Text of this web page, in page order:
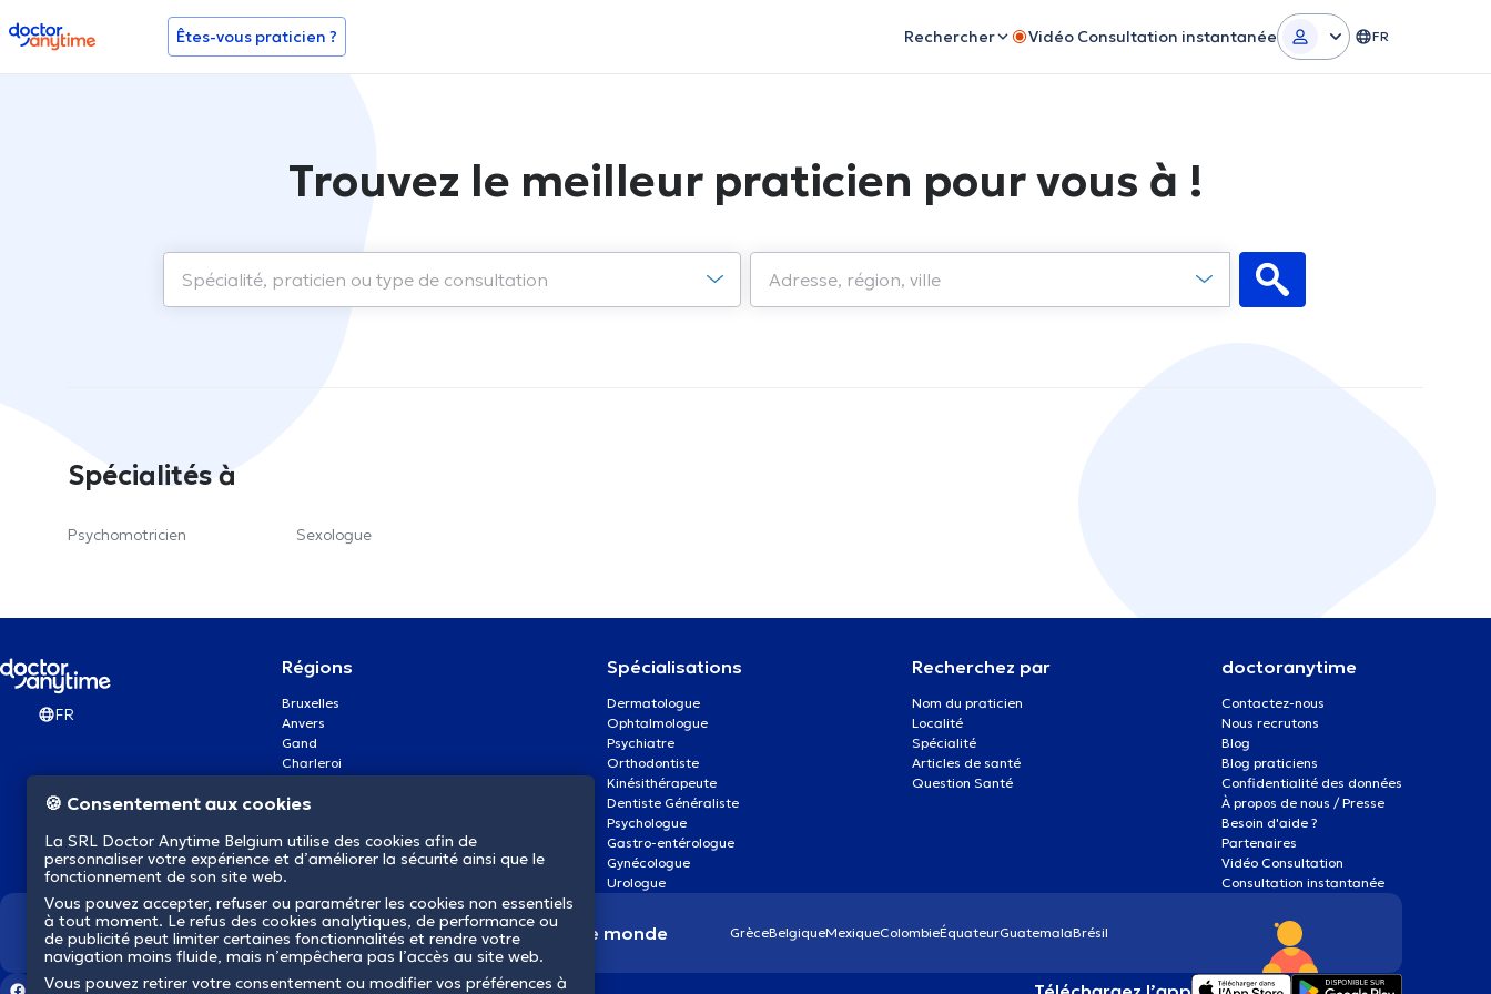
doctoranytime Êtes-vous praticien ? Rechercher Vidéo Consultation instantanée FR
Trouvez le meilleur praticien pour vous à !
Spécialités à
Psychomotricien Sexologue
FR
Régions
Bruxelles
Anvers
Gand
Charleroi
Bruges
Louvain
Mons
Aalst Flandre-Orientale
Spécialisations
Dermatologue
Ophtalmologue
Psychiatre
Orthodontiste
Kinésithérapeute
Dentiste Généraliste
Psychologue
Gastro-entérologue
Gynécologue
Urologue
Recherchez par
Nom du praticien
Localité
Spécialité
Articles de santé
Question Santé
doctoranytime
Contactez-nous
Nous recrutons
Blog
Blog praticiens
Confidentialité des données
À propos de nous / Presse
Besoin d'aide ?
Partenaires
Vidéo Consultation
Consultation instantanée
Nous révolutionnons la santé dans le monde GrèceBelgiqueMexiqueColombieÉquateurGuatemalaBrésil
🍪 Consentement aux cookies
La SRL Doctor Anytime Belgium utilise des cookies afin de
personnaliser votre expérience et d’améliorer la sécurité ainsi que le
fonctionnement de son site web.
Vous pouvez accepter, refuser ou paramétrer les cookies non essentiels
à tout moment. Le refus des cookies analytiques, de performance ou
de publicité peut limiter certaines fonctionnalités et rendre votre
navigation moins fluide, mais n’empêchera pas l’accès au site web.
Vous pouvez retirer votre consentement ou modifier vos préférences à